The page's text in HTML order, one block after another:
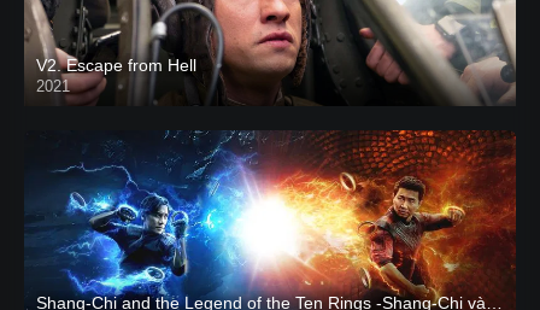
V2. Escape from Hell
2021